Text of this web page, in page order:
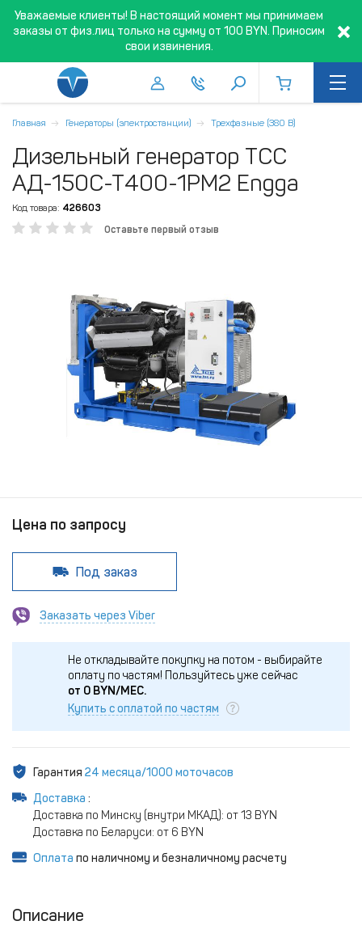
Уважаемые клиенты! В настоящий момент мы принимаем
заказы от физ.лиц только на сумму от 100 BYN. Приносим
свои извинения.
Главная Генераторы (электростанции) Трехфазные (380 В)
Дизельный генератор ТСС
АД-150С-Т400-1РМ2 Engga
Код товара: 426603
Оставьте первый отзыв
Цена по запросу
Под заказ
Заказать через Viber
Не откладывайте покупку на потом - выбирайте
оплату по частям! Пользуйтесь уже сейчас
от 0 BYN/МЕС.
Купить с оплатой по частям
Гарантия 24 месяца/1000 моточасов
Доставка :
Доставка по Минску (внутри МКАД): от 13 BYN
Доставка по Беларуси: от 6 BYN
Оплата по наличному и безналичному расчету
Описание